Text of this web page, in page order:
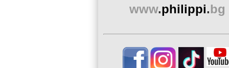
www.philippi.bg